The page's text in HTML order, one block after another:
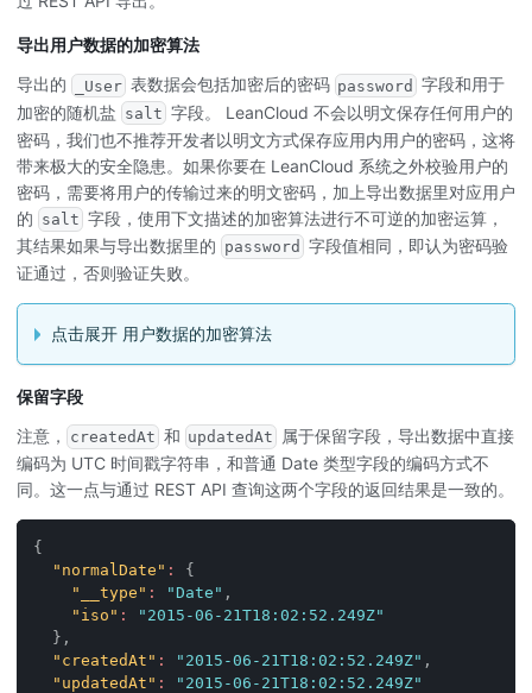
导出用户数据的加密算法
导出的 _User表数据会包括加密后的密码 password 字段和用于
加密的随机盐 salt 字段。 LeanCloud 不会以明文保存任何用户的
密码，我们也不推荐开发者以明文方式保存应用内用户的密码，这将
带来极大的安全隐患。如果你要在 LeanCloud 系统之外校验用户的
密码，需要将用户的传输过来的明文密码，加上导出数据里对应用户
的 salt 字段，使用下文描述的加密算法进行不可逆的加密运算，
其结果如果与导出数据里的 password 字段值相同，即认为密码验
证通过，否则验证失败。
点击展开 用户数据的加密算法
保留字段
注意， createdAt 和 updatedAt
属于保留字段，导出数据中直接
编码为 UTC 时间戳字符串，和普通 Date 类型字段的编码方式不
同。这一点与通过 REST API 查询这两个字段的返回结果是一致的。
{
"normalDate" :
{
"__type" : "Date" ,
"iso" :
"2015-06-21T18:02:52.249Z"
} ,
"createdAt" : "2015-06-21T18:02:52.249Z" ,
"updatedAt" : "2015-06-21T18:02:52.249Z"